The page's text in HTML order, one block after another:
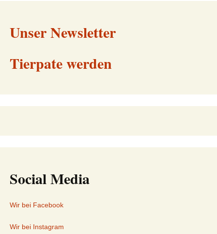
Unser Newsletter
Tierpate werden
Social Media
Wir bei Facebook
Wir bei Instagram